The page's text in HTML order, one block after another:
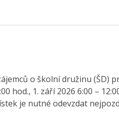
vestibul školy Zápisní lístek je nutné